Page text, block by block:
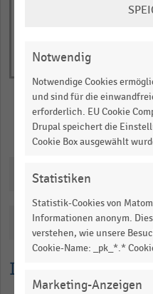
Lesehilfe
Zahlungsdienste.
1.0353491489361701.
table.
Merken
Notwendig
Notwendige Cookies
und sind für die
erforderlich. EU Cookie
Drupal speichert die
Cookie Box ausgewählt
Statistiken
Statistik-Cookies von
Informationen anonym.
verstehen, wie unsere
Cookie-Name: _pk_*.*
Marketing-Anzeigen